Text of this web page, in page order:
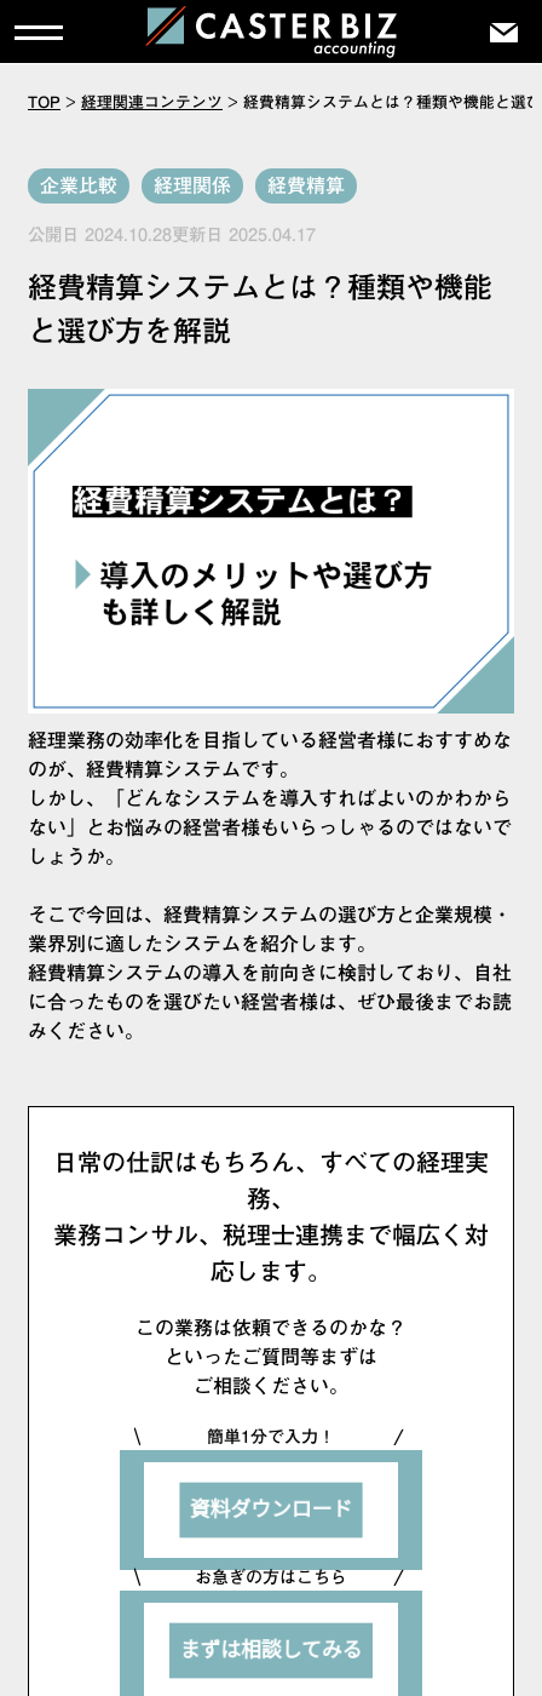
TOP > 経理関連コンテンツ > 経費精算システムとは？種類や機能と選
企業比較 経理関係 経費精算
公開日 2024.10.28更新日 2025.04.17
経費精算システムとは？種類や機能
と選び方を解説
経理業務の効率化を目指している経営者様におすすめな
のが、経費精算システムです。
しかし、「どんなシステムを導入すればよいのかわから
ない」とお悩みの経営者様もいらっしゃるのではないで
しょうか。
そこで今回は、経費精算システムの選び方と企業規模・
業界別に適したシステムを紹介します。
経費精算システムの導入を前向きに検討しており、自社
に合ったものを選びたい経営者様は、ぜひ最後までお読
みください。
日常の仕訳はもちろん、すべての経理実
務、
業務コンサル、税理士連携まで幅広く対
応します。
この業務は依頼できるのかな？
といったご質問等まずは
ご相談ください。
簡単1分で入力！
お急ぎの方はこちら